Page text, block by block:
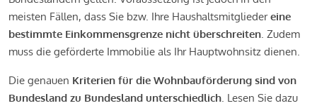
meisten Fällen, dass Sie bzw. Ihre Haushaltsmitgliedereine
bestimmte Einkommensgrenze nicht überschreiten. Zudem
muss die geförderte Immobilie als Ihr Hauptwohnsitz dienen.
Die genauen Kriterien für die Wohnbauförderung sind von
Bundesland zu Bundesland unterschiedlich. Lesen Sie dazu